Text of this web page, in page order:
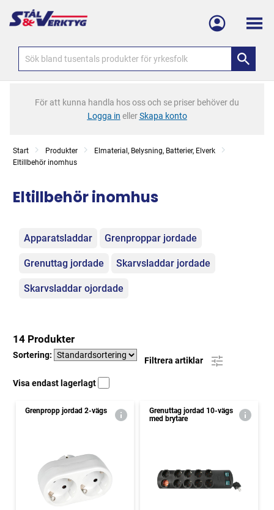
Meny
För att kunna handla hos oss och se priser behöver du
Logga in ellerSkapa konto
Start Produkter
Elmaterial, Belysning, Batterier, Elverk
Eltillbehör inomhus
Eltillbehör inomhus
Kategorier
Apparatsladdar Grenproppar jordade
Grenuttag jordade Skarvsladdar jordade
Skarvsladdar ojordade
14 Produkter
Sortering:
Filtrera artiklar
Visa endast lagerlagt
Grenpropp jordad 2-vägs
Grenuttag jordad 10-vägs
med brytare